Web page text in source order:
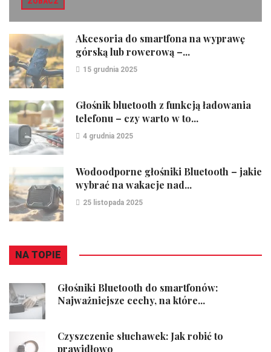
Akcesoria do smartfona na wyprawę
górską lub rowerową –...
15 grudnia 2025
Głośnik bluetooth z funkcją ładowania
telefonu – czy warto w to...
4 grudnia 2025
Wodoodporne głośniki Bluetooth – jakie
wybrać na wakacje nad...
25 listopada 2025
NA TOPIE
Głośniki Bluetooth do smartfonów:
Najważniejsze cechy, na które...
Czyszczenie słuchawek: Jak robić to
prawidłowo